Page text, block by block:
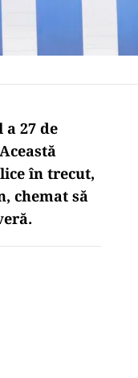
27 de
în trecut,
chemat să